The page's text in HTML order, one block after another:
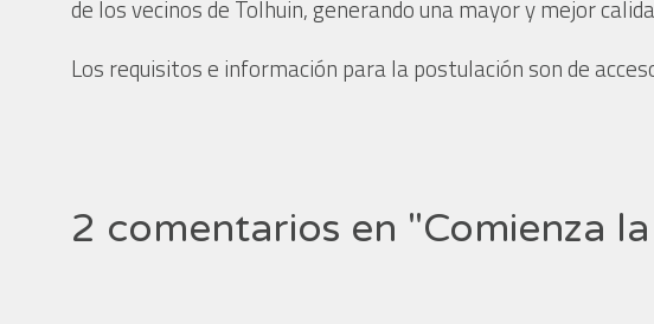
de los vecinos de Tolhuin, generando una mayor y mejor
Los requisitos e información para la postulación son de
2 comentarios en "Comienza